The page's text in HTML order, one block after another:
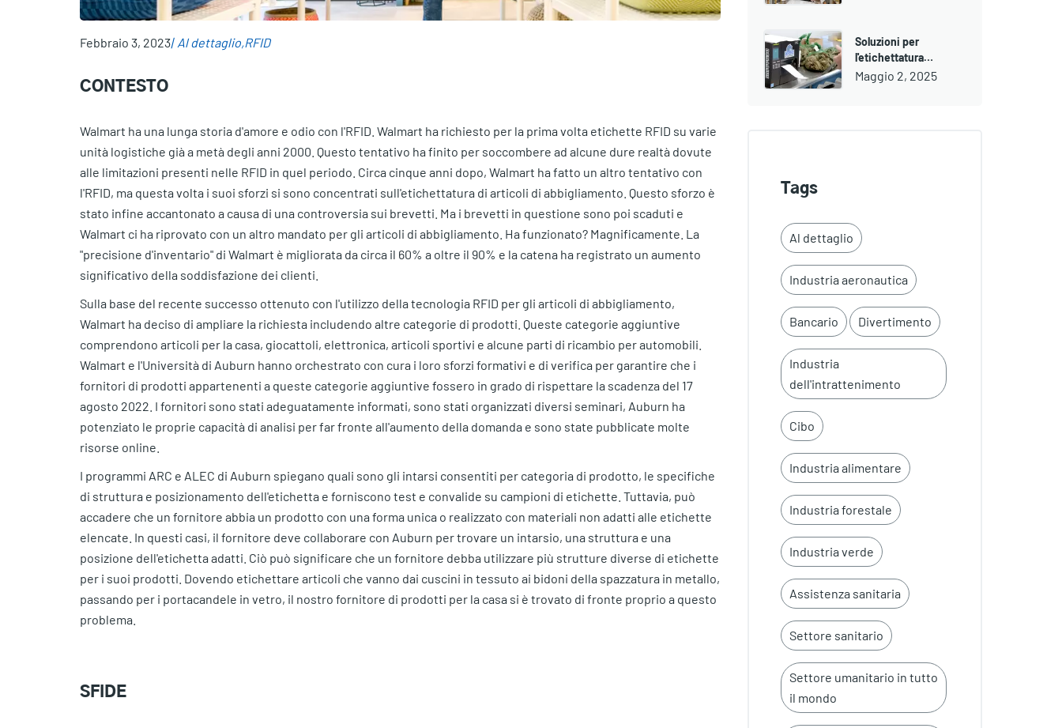
Febbraio 3, 2023 Al dettaglio RFID
CONTESTO
Walmart ha una lunga storia d'amore e odio con l'RFID. Walmart ha richiesto per la prima volta etichette RFID su varie
unità logistiche già a metà degli anni 2000. Questo tentativo ha finito per soccombere ad alcune dure realtà dovute
alle limitazioni presenti nelle RFID in quel periodo. Circa cinque anni dopo, Walmart ha fatto un altro tentativo con
l'RFID, ma questa volta i suoi sforzi si sono concentrati sull'etichettatura di articoli di abbigliamento. Questo sforzo è
stato infine accantonato a causa di una controversia sui brevetti. Ma i brevetti in questione sono poi scaduti e
Walmart ci ha riprovato con un altro mandato per gli articoli di abbigliamento. Ha funzionato? Magnificamente. La
"precisione d'inventario" di Walmart è migliorata da circa il 60% a oltre il 90% e la catena ha registrato un aumento
significativo della soddisfazione dei clienti.
Sulla base del recente successo ottenuto con l'utilizzo della tecnologia RFID per gli articoli di abbigliamento,
Walmart ha deciso di ampliare la richiesta includendo altre categorie di prodotti. Queste categorie aggiuntive
comprendono articoli per la casa, giocattoli, elettronica, articoli sportivi e alcune parti di ricambio per automobili.
Walmart e l'Università di Auburn hanno orchestrato con cura i loro sforzi formativi e di verifica per garantire che i
fornitori di prodotti appartenenti a queste categorie aggiuntive fossero in grado di rispettare la scadenza del 17
agosto 2022. I fornitori sono stati adeguatamente informati, sono stati organizzati diversi seminari, Auburn ha
potenziato le proprie capacità di analisi per far fronte all'aumento della domanda e sono state pubblicate molte
risorse online.
I programmi ARC e ALEC di Auburn spiegano quali sono gli intarsi consentiti per categoria di prodotto, le specifiche
di struttura e posizionamento dell'etichetta e forniscono test e convalide su campioni di etichette. Tuttavia, può
accadere che un fornitore abbia un prodotto con una forma unica o realizzato con materiali non adatti alle etichette
elencate. In questi casi, il fornitore deve collaborare con Auburn per trovare un intarsio, una struttura e una
posizione dell'etichetta adatti. Ciò può significare che un fornitore debba utilizzare più strutture diverse di etichette
per i suoi prodotti. Dovendo etichettare articoli che vanno dai cuscini in tessuto ai bidoni della spazzatura in metallo,
passando per i portacandele in vetro, il nostro fornitore di prodotti per la casa si è trovato di fronte proprio a questo
problema.
SFIDE
Soluzioni per
l'etichettatura…
Maggio 2, 2025
Tags
Al dettaglio
Industria aeronautica
Bancario Divertimento
Industria
dell'intrattenimento
Cibo
Industria alimentare
Industria forestale
Industria verde
Assistenza sanitaria
Settore sanitario
Settore umanitario in tutto
il mondo